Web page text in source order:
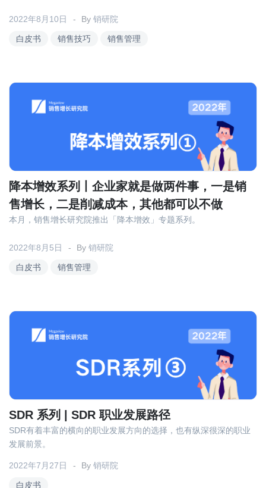
白皮书 销售技巧 销售管理
2022年8月10日 By 销研院
白皮书 销售管理
降本增效系列丨企业家就是做两件事，一是销
售增长，二是削减成本，其他都可以不做
2022年8月5日 By 销研院
本月，销售增长研究院推出「降本增效」专题系列。
白皮书
SDR 系列 | SDR 职业发展路径
2022年7月27日 By 销研院
SDR有着丰富的横向的职业发展方向的选择，也有纵深很深的职业
发展前景。